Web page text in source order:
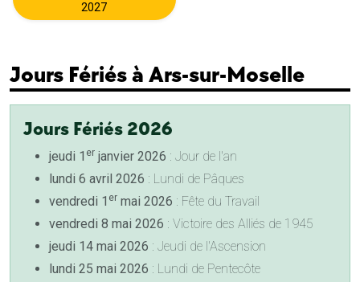
2027
Jours Fériés à Ars-sur-Moselle
Jours Fériés 2026
jeudi 1 er janvier 2026 : Jour de l'an
lundi 6 avril 2026 : Lundi de Pâques
vendredi 1 er mai 2026 : Fête du Travail
vendredi 8 mai 2026 : Victoire des Alliés de 1945
jeudi 14 mai 2026 : Jeudi de l'Ascension
lundi 25 mai 2026 : Lundi de Pentecôte